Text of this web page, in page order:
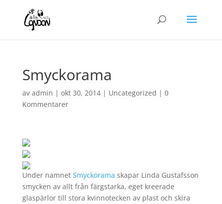
Smyckorama
av admin | okt 30, 2014| Uncategorized | 0
Kommentarer
Under namnet Smyckorama skapar Linda Gustafsson
smycken av allt från färgstarka, eget kreerade
glaspärlor till stora kvinnotecken av plast och skira